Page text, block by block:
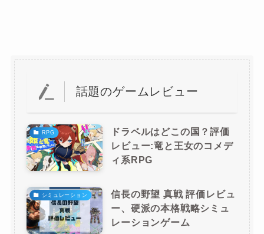
話題のゲームレビュー
RPG
ドラベルはどこの国？評価
レビュー:竜と王女のコメデ
ィ系RPG
シミュレーション
信長の野望 真戦 評価レビュ
ー、硬派の本格戦略シミュ
レーションゲーム